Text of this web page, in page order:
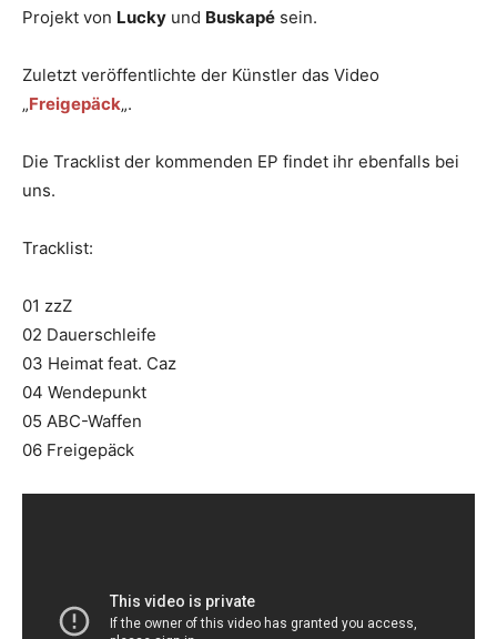
Projekt von Lucky und Buskapé sein.
Zuletzt veröffentlichte der Künstler das Video
„Freigepäck„.
Die Tracklist der kommenden EP findet ihr ebenfalls bei
uns.
Tracklist:
01 zzZ
02 Dauerschleife
03 Heimat feat. Caz
04 Wendepunkt
05 ABC-Waffen
06 Freigepäck